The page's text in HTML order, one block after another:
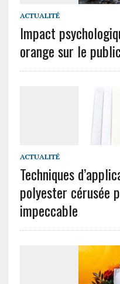
ACTUALITÉ
Impact
orange sur le public
ACTUALITÉ
Techniques
polyester cérusée
impeccable